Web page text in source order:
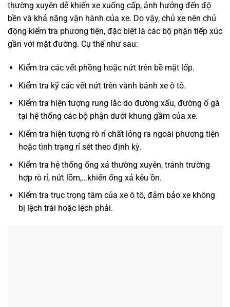
thường xuyên dễ khiến xe xuống cấp, ảnh hưởng đến độ
bền và khả năng vận hành của xe. Do vậy, chủ xe nên chủ
động kiểm tra phương tiện, đặc biệt là các bộ phận tiếp xúc
gần với mặt đường. Cụ thể như sau:
Kiểm tra các vết phồng hoặc nứt trên bề mặt lốp.
Kiểm tra kỹ các vết nứt trên vành bánh xe ô tô.
Kiểm tra hiện tượng rung lắc do đường xấu, đường ổ gà
tại hệ thống các bộ phận dưới khung gầm của xe.
Kiểm tra hiện tượng rò rỉ chất lỏng ra ngoài phương tiện
hoặc tình trạng rỉ sét theo định kỳ.
Kiểm tra hệ thống ống xả thường xuyên, tránh trường
hợp rò rỉ, nứt lõm,…khiến ống xả kêu ồn.
Kiểm tra trục trọng tâm của xe ô tô, đảm bảo xe không
bị lệch trái hoặc lệch phải.